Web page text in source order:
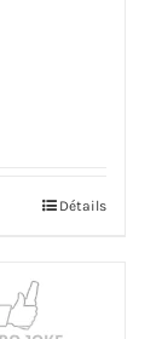
Détails